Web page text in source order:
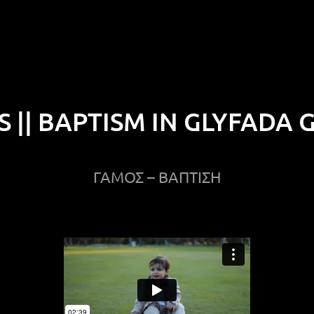
|| BAPTISM IN GLYFADA
ΓΑΜΟΣ – ΒΑΠΤΙΣΗ